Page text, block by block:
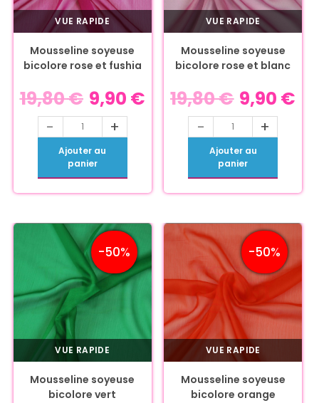
VUE RAPIDE
Mousseline soyeuse
bicolore rose et fushia
19,80€ 9,90 €
- +
Ajouter au
panier
VUE RAPIDE
Mousseline soyeuse
bicolore rose et blanc
19,80€ 9,90 €
- +
Ajouter au
panier
-50%
VUE RAPIDE
Mousseline soyeuse
bicolore vert
-50%
VUE RAPIDE
Mousseline soyeuse
bicolore orange